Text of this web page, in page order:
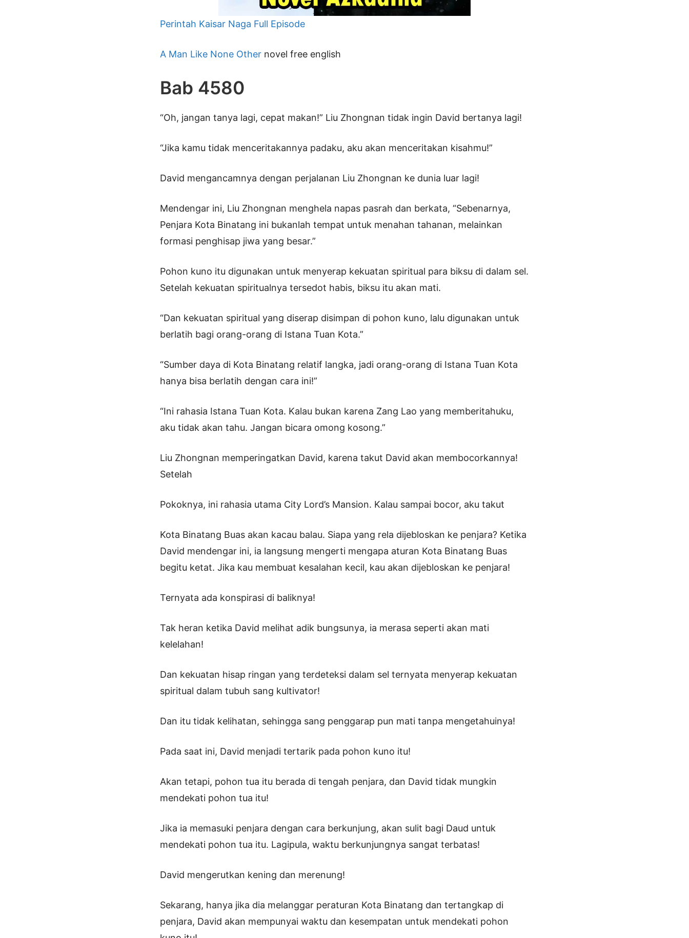
Perintah Kaisar Naga Full Episode
A Man Like None Other novel free english
Bab 4580
“Oh, jangan tanya lagi, cepat makan!” Liu Zhongnan tidak ingin David bertanya lagi!
“Jika kamu tidak menceritakannya padaku, aku akan menceritakan kisahmu!”
David mengancamnya dengan perjalanan Liu Zhongnan ke dunia luar lagi!
Mendengar ini, Liu Zhongnan menghela napas pasrah dan berkata, “Sebenarnya,
Penjara Kota Binatang ini bukanlah tempat untuk menahan tahanan, melainkan
formasi penghisap jiwa yang besar.”
Pohon kuno itu digunakan untuk menyerap kekuatan spiritual para biksu di dalam sel.
Setelah kekuatan spiritualnya tersedot habis, biksu itu akan mati.
“Dan kekuatan spiritual yang diserap disimpan di pohon kuno, lalu digunakan untuk
berlatih bagi orang-orang di Istana Tuan Kota.”
“Sumber daya di Kota Binatang relatif langka, jadi orang-orang di Istana Tuan Kota
hanya bisa berlatih dengan cara ini!”
“Ini rahasia Istana Tuan Kota. Kalau bukan karena Zang Lao yang memberitahuku,
aku tidak akan tahu. Jangan bicara omong kosong.”
Liu Zhongnan memperingatkan David, karena takut David akan membocorkannya!
Setelah
Pokoknya, ini rahasia utama City Lord’s Mansion. Kalau sampai bocor, aku takut
Kota Binatang Buas akan kacau balau. Siapa yang rela dijebloskan ke penjara? Ketika
David mendengar ini, ia langsung mengerti mengapa aturan Kota Binatang Buas
begitu ketat. Jika kau membuat kesalahan kecil, kau akan dijebloskan ke penjara!
Ternyata ada konspirasi di baliknya!
Tak heran ketika David melihat adik bungsunya, ia merasa seperti akan mati
kelelahan!
Dan kekuatan hisap ringan yang terdeteksi dalam sel ternyata menyerap kekuatan
spiritual dalam tubuh sang kultivator!
Dan itu tidak kelihatan, sehingga sang penggarap pun mati tanpa mengetahuinya!
Pada saat ini, David menjadi tertarik pada pohon kuno itu!
Akan tetapi, pohon tua itu berada di tengah penjara, dan David tidak mungkin
mendekati pohon tua itu!
Jika ia memasuki penjara dengan cara berkunjung, akan sulit bagi Daud untuk
mendekati pohon tua itu. Lagipula, waktu berkunjungnya sangat terbatas!
David mengerutkan kening dan merenung!
Sekarang, hanya jika dia melanggar peraturan Kota Binatang dan tertangkap di
penjara, David akan mempunyai waktu dan kesempatan untuk mendekati pohon